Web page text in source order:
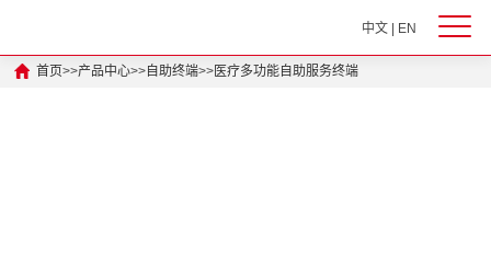
中文| EN
首页>>产品中心>>自助终端>>医疗多功能自助服务终端